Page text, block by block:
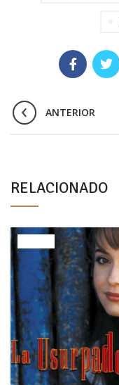
ANTERIOR
RELACIONADO